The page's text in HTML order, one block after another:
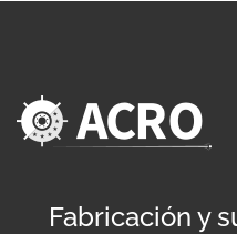
Fabricación y